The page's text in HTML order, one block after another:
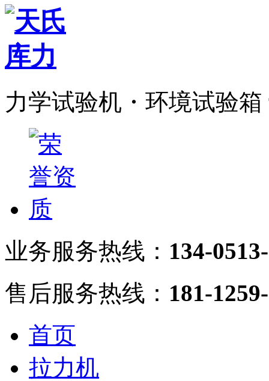
力学试验机・环境试验箱
业务服务热线： 134-
售后服务热线： 181-
首页
拉力机